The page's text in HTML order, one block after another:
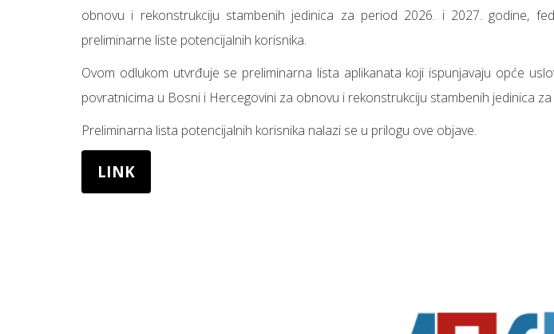
obnovu i rekonstrukciju stambenih jedinica za period 2026. i 2027. godine,
preliminarne liste potencijalnih korisnika.
Ovom odlukom utvrđuje se preliminarna lista aplikanata koji ispunjavaju opće
povratnicima u Bosni i Hercegovini za obnovu i rekonstrukciju stambenih jedinica
Preliminarna lista potencijalnih korisnika nalazi se u prilogu ove objave.
LINK